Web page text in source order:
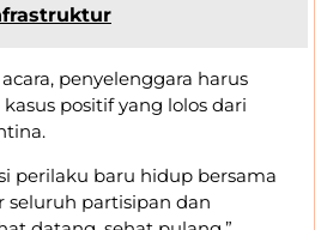
penyelenggara harus
positif yang lolos dari
perilaku baru hidup bersama
seluruh partisipan dan